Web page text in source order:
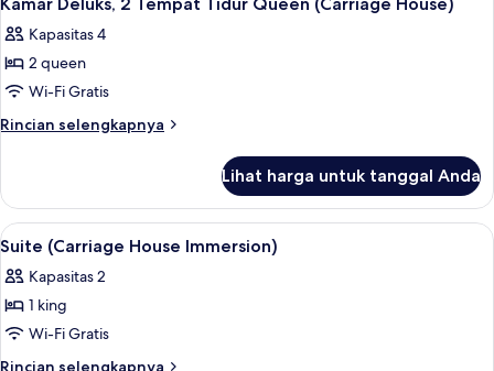
Carriage
semua
foto
untuk
Kamar
Deluks,
Tidur
Queen
(Carriage
House)
Kapasitas 4
2 queen
Wi-Fi Gratis
Rincian selengkapnya
Rincian
Kamar
Deluks,
2
Tempat
Tidur
Queen
House)
Lihat harga untuk tanggal Anda
Lihat
semua
foto
untuk
Suite
(Carriage
Seprai Frette Italia, seprai premium,
2
Suite (Carriage House Immersion)
Kapasitas 2
1 king
Wi-Fi Gratis
Rincian selengkapnya
Rincian